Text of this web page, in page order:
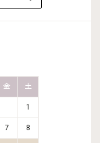
金 土
1
7 8